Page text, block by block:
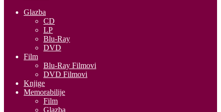
Glazba
CD
LP
Blu-Ray
DVD
Film
Blu-Ray Filmovi
DVD Filmovi
Knjige
Memorabilije
Film
Glazba